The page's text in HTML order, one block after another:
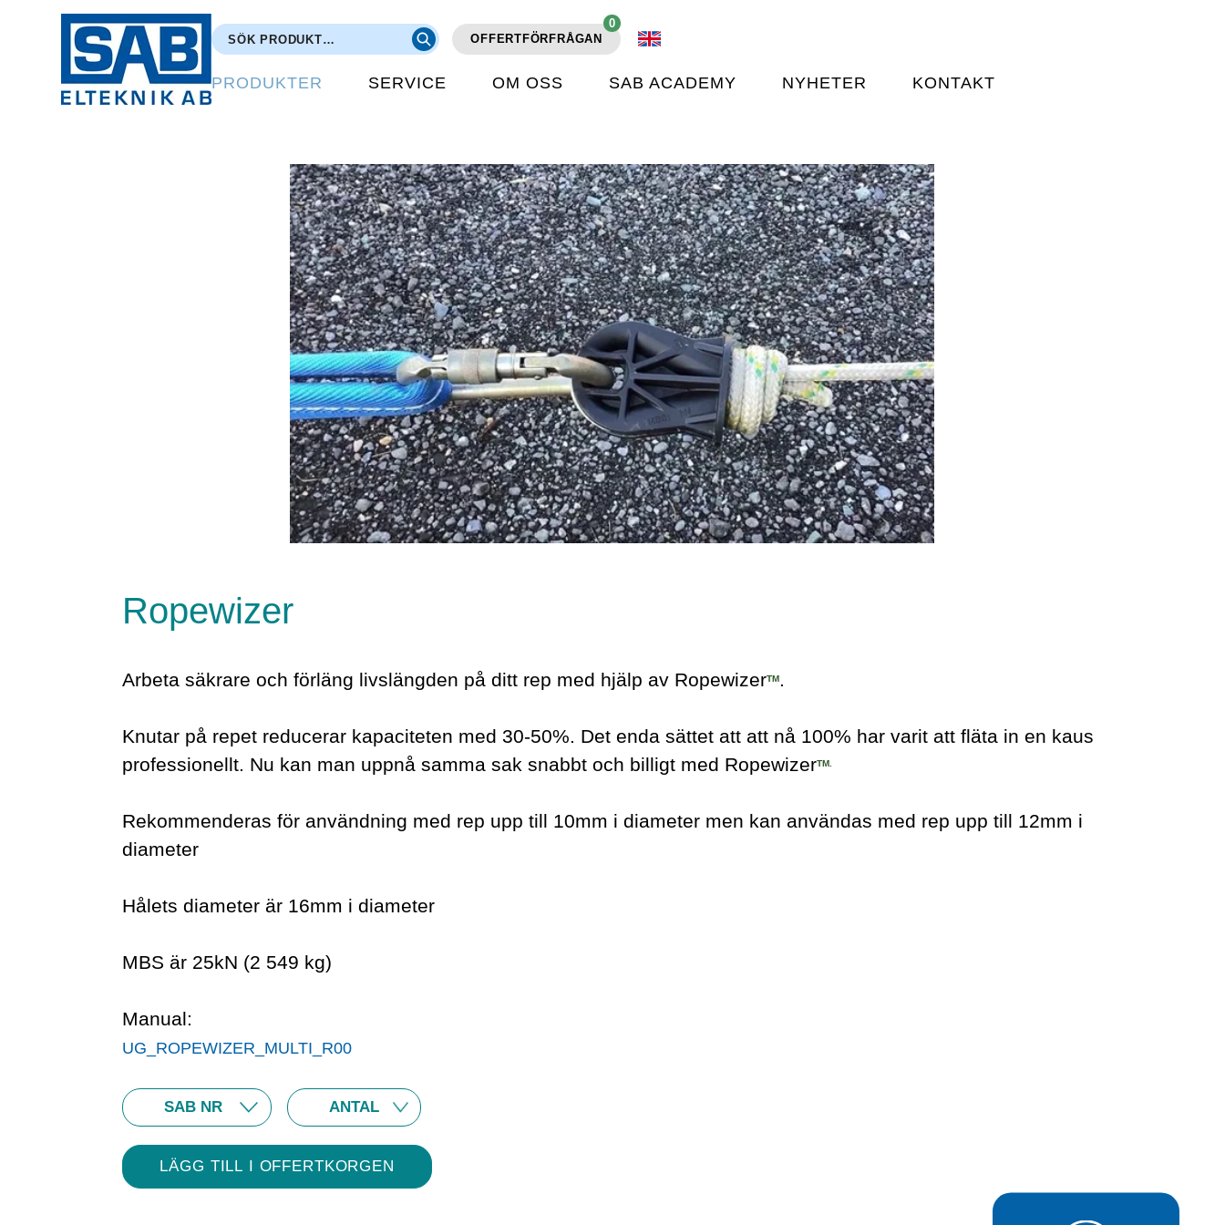
OFFERTFÖRFRÅGAN
0
PRODUKTER SERVICE OM OSS SAB ACADEMY NYHETER KONTAKT
Ropewizer
Arbeta säkrare och förläng livslängden på ditt rep med hjälp av RopewizerTM.
Knutar på repet reducerar kapaciteten med 30-50%. Det enda sättet att att nå 100% har varit att fläta in en kaus
professionellt. Nu kan man uppnå samma sak snabbt och billigt med RopewizerTM.
Rekommenderas för användning med rep upp till 10mm i diameter men kan användas med rep upp till 12mm i
diameter
Hålets diameter är 16mm i diameter
MBS är 25kN (2 549 kg)
Manual:
UG_ROPEWIZER_MULTI_R00